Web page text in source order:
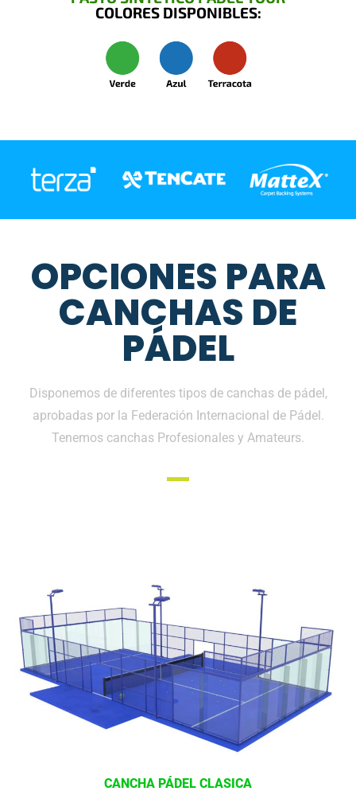
COLORES DISPONIBLES:
OPCIONES PARA
CANCHAS DE
PÁDEL
Disponemos de diferentes tipos de canchas de pádel,
aprobadas por la Federación Internacional de Pádel.
Tenemos canchas Profesionales y Amateurs.
CANCHA PÁDEL CLASICA